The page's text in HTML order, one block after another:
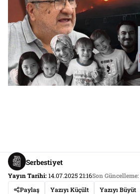
Serbestiyet
Yayın Tarihi:14.07.2025 21:16Son Güncelleme:
Paylaş
Yazıyı Küçült Yazıyı Büyüt